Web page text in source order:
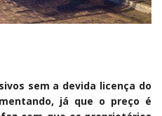
sem a devida licença do
já que o preço é